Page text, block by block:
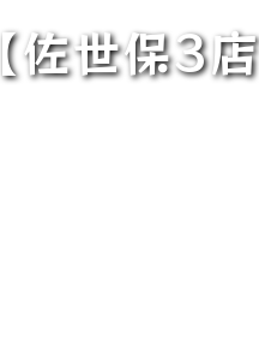
【佐世保3